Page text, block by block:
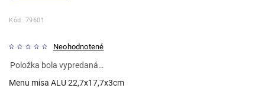
Kód: 79601
Neohodnotené
Položka bola vypredaná…
Menu misa ALU 22,7x17,7x3cm